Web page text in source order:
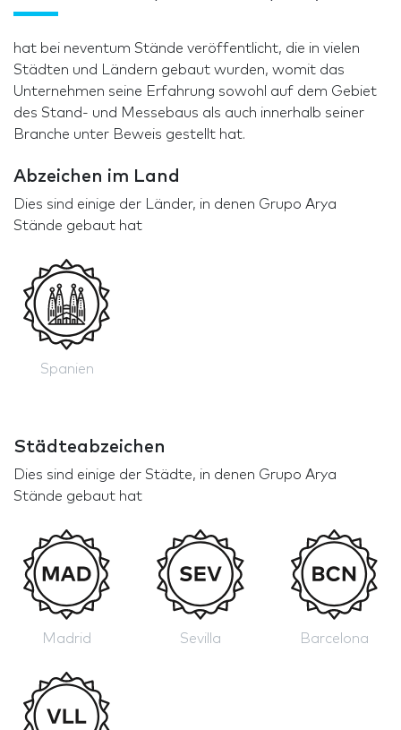
hat bei neventum Stände veröffentlicht, die in vielen
Städten und Ländern gebaut wurden, womit das
Unternehmen seine Erfahrung sowohl auf dem Gebiet
des Stand- und Messebaus als auch innerhalb seiner
Branche unter Beweis gestellt hat.
Abzeichen im Land
Dies sind einige der Länder, in denen Grupo Arya
Stände gebaut hat
Spanien
Städteabzeichen
Dies sind einige der Städte, in denen Grupo Arya
Stände gebaut hat
Madrid Sevilla Barcelona